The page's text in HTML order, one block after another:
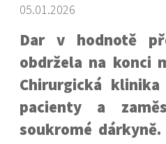
05.01.2026
Dar v hodnotě
obdržela na konci
Chirurgická
pacienty a
soukromé